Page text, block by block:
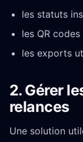
les statuts
les QR
les exports
2. Gérer
relances
Une solution